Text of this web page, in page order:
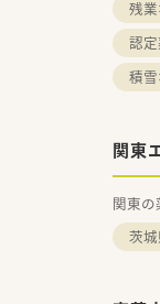
残
認
積
関東
関東の
茨